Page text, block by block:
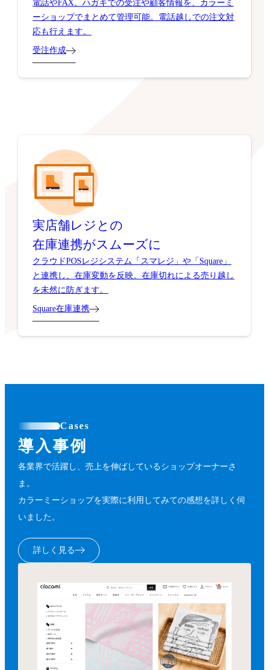
電話やFAX、ハガキでの受注や顧客情報を、カラーミ
ーショップでまとめて管理可能。電話越しでの注文対
応も行えます。
受注作成
実店舗レジとの
在庫連携がスムーズに
クラウドPOSレジシステム「スマレジ」や「Square」
と連携し、在庫変動を反映。在庫切れによる売り越し
を未然に防ぎます。
Square在庫連携
Cases
導入事例
各業界で活躍し、売上を伸ばしているショップオーナーさ
ま。
カラーミーショップを実際に利用してみての感想を詳しく伺
いました。
詳しく見る